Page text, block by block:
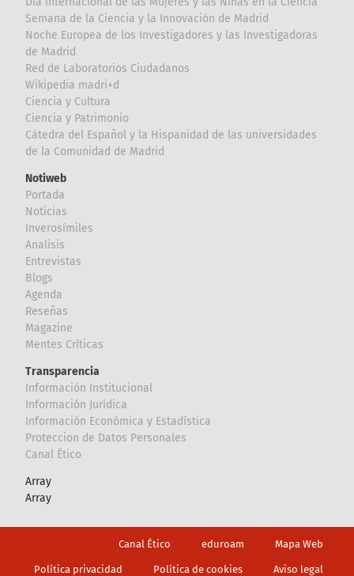
Semana de la Ciencia y la Innovación de Madrid
Noche Europea de los Investigadores y las Investigadoras
de Madrid
Red de Laboratorios Ciudadanos
Wikipedia madri+d
Ciencia y Cultura
Ciencia y Patrimonio
Cátedra del Español y la Hispanidad de las universidades
de la Comunidad de Madrid
Notiweb
Portada
Noticias
Inverosímiles
Analisis
Entrevistas
Blogs
Agenda
Reseñas
Magazine
Mentes Críticas
Transparencia
Información Institucional
Información Jurídica
Información Económica y Estadística
Proteccion de Datos Personales
Canal Ético
Array
Array
Canal Ético eduroam Mapa Web
Política privacidad Política de cookies Aviso legal